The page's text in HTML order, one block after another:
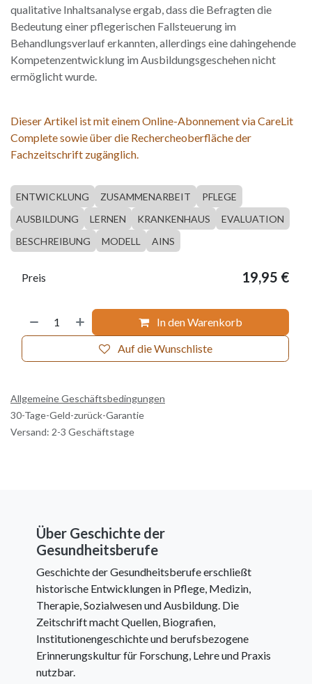
qualitative Inhaltsanalyse ergab, dass die Befragten die
Bedeutung einer pflegerischen Fallsteuerung im
Behandlungsverlauf erkannten, allerdings eine dahingehende
Kompetenzentwicklung im Ausbildungsgeschehen nicht
ermöglicht wurde.
Dieser Artikel ist mit einem Online-Abonnement via CareLit
Complete sowie über die Rechercheoberfläche der
Fachzeitschrift zugänglich.
ENTWICKLUNG ZUSAMMENARBEIT
PFLEGE
AUSBILDUNG
LERNEN KRANKENHAUS
EVALUATION
BESCHREIBUNG
MODELL AINS
In den Warenkorb
Auf die Wunschliste
Preis 19,95 €
Allgemeine Geschäftsbedingungen
30-Tage-Geld-zurück-Garantie
Versand: 2-3 Geschäftstage
Über Geschichte der
Gesundheitsberufe
Geschichte der Gesundheitsberufe erschließt
historische Entwicklungen in Pflege, Medizin,
Therapie, Sozialwesen und Ausbildung. Die
Zeitschrift macht Quellen, Biografien,
Institutionengeschichte und berufsbezogene
Erinnerungskultur für Forschung, Lehre und Praxis
nutzbar.